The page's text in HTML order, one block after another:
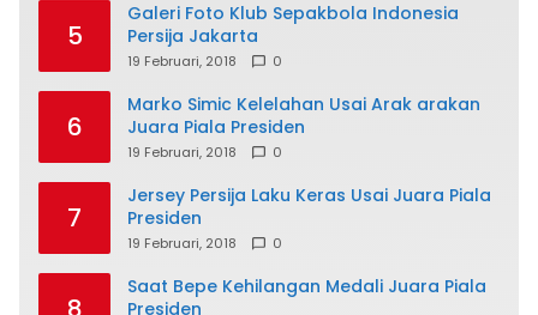
5
Galeri Foto Klub Sepakbola Indonesia
Persija Jakarta
19 Februari, 2018 0
6
Marko Simic Kelelahan Usai Arak arakan
Juara Piala Presiden
19 Februari, 2018 0
7
Jersey Persija Laku Keras Usai Juara Piala
Presiden
19 Februari, 2018 0
Saat Bepe Kehilangan Medali Juara Piala
Presiden